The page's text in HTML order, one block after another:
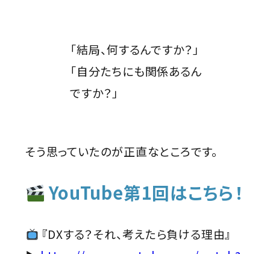
「結局、何するんですか？」
「自分たちにも関係あるん
ですか？」
そう思っていたのが正直なところです。
YouTube第1回はこちら！
『DXする？それ、考えたら負ける理由』